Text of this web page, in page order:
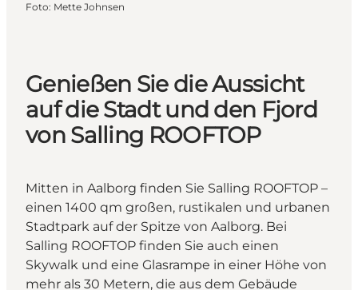
Foto: Mette Johnsen
Genießen Sie die Aussicht
auf die Stadt und den Fjord
von Salling ROOFTOP
Mitten in Aalborg finden Sie Salling ROOFTOP –
einen 1400 qm großen, rustikalen und urbanen
Stadtpark auf der Spitze von Aalborg. Bei
Salling ROOFTOP finden Sie auch einen
Skywalk und eine Glasrampe in einer Höhe von
mehr als 30 Metern, die aus dem Gebäude